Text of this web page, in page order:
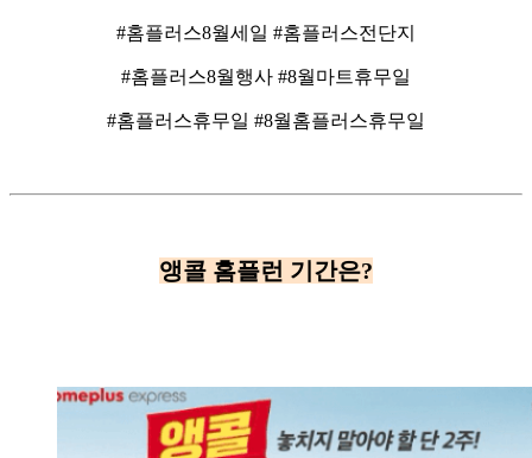
#홈플러스8월세일 #홈플러스전단지
#홈플러스8월행사 #8월마트휴무일
#홈플러스휴무일 #8월홈플러스휴무일
앵콜 홈플런 기간은?